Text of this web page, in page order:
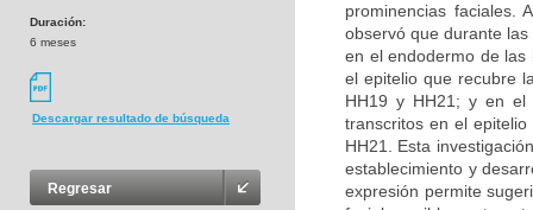
Duración:
6 meses
Descargar resultado de búsqueda
Regresar
prominencias faciales.
observó que durante
en el endodermo de las
el epitelio que recubre
HH19 y HH21; y en el
transcritos en el
HH21. Esta
establecimiento y
expresión permite